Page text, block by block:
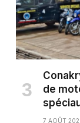
de
7 AOÛT